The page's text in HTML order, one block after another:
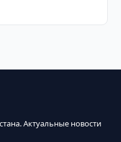
Актуальные новости